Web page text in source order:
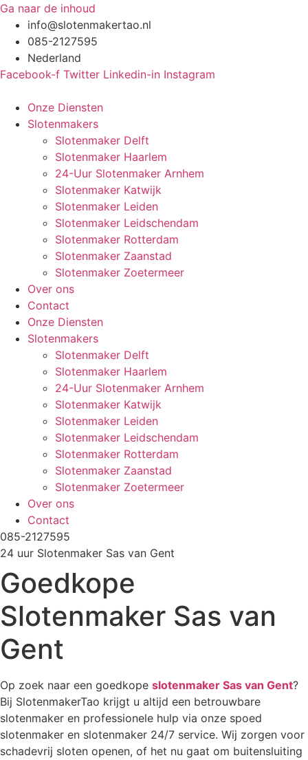
Ga naar de inhoud
info@slotenmakertao.nl
085-2127595
Nederland
Facebook-f Twitter Linkedin-in Instagram
Onze Diensten
Slotenmakers
Slotenmaker Delft
Slotenmaker Haarlem
24-Uur Slotenmaker Arnhem
Slotenmaker Katwijk
Slotenmaker Leiden
Slotenmaker Leidschendam
Slotenmaker Rotterdam
Slotenmaker Zaanstad
Slotenmaker Zoetermeer
Over ons
Contact
Onze Diensten
Slotenmakers
Slotenmaker Delft
Slotenmaker Haarlem
24-Uur Slotenmaker Arnhem
Slotenmaker Katwijk
Slotenmaker Leiden
Slotenmaker Leidschendam
Slotenmaker Rotterdam
Slotenmaker Zaanstad
Slotenmaker Zoetermeer
Over ons
Contact
085-2127595
24 uur Slotenmaker Sas van Gent
Goedkope
Slotenmaker Sas van
Gent
Op zoek naar een goedkope slotenmaker Sas van Gent?
Bij SlotenmakerTao krijgt u altijd een betrouwbare
slotenmaker en professionele hulp via onze spoed
slotenmaker en slotenmaker 24/7 service. Wij zorgen voor
schadevrij sloten openen, of het nu gaat om buitensluiting